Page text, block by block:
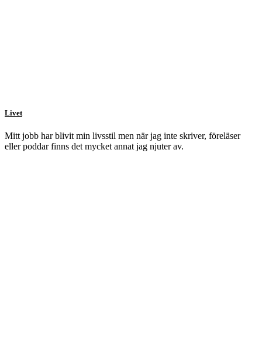
Livet
Mitt jobb har blivit min livsstil men när jag inte skriver, föreläser
eller poddar finns det mycket annat jag njuter av.